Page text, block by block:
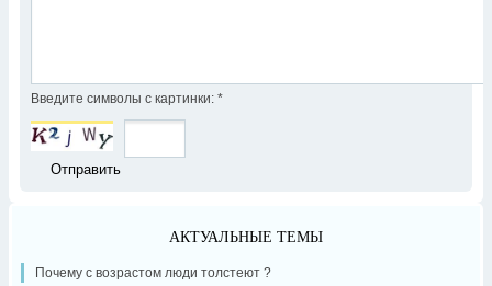
Введите символы с картинки: *
АКТУАЛЬНЫЕ ТЕМЫ
Почему с возрастом люди толстеют ?